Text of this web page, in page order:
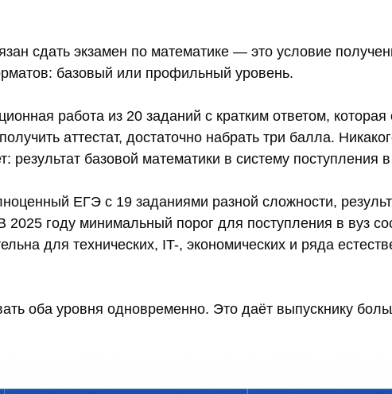
сдать экзамен по математике — это условие
базовый или профильный уровень.
работа из 20 заданий с кратким ответом, которая
аттестат, достаточно набрать три балла.
базовой математики в систему поступления в
ЕГЭ с 19 заданиями разной сложности,
2025 году минимальный порог для поступления в вуз
для технических, IT-, экономических и ряда
оба уровня одновременно. Это даёт выпускнику